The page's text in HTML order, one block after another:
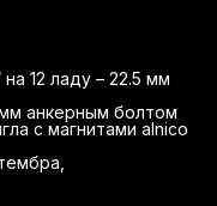
12 ладу – 22.5 мм
анкерным болтом
с магнитами alnico